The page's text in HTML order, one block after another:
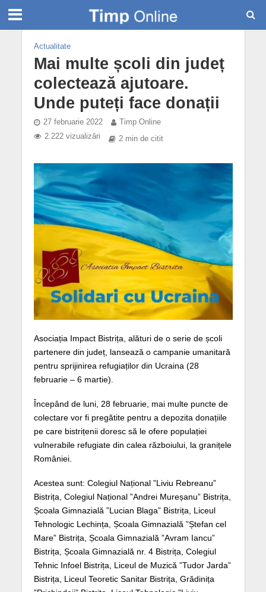
Actualitate
Mai multe școli din județ
colectează ajutoare.
Unde puteți face donații
27 februarie 2022
Timp Online
2.222 vizualizări
2 min de citit
Asociația Impact Bistrița, alături de o serie de școli
partenere din județ, lansează o campanie umanitară
pentru sprijinirea refugiaților din Ucraina (28
februarie – 6 martie).
Începând de luni, 28 februarie, mai multe puncte de
colectare vor fi pregătite pentru a depozita donațiile
pe care bistrițenii doresc să le ofere populației
vulnerabile refugiate din calea războiului, la granițele
României.
Acestea sunt: Colegiul Național ”Liviu Rebreanu”
Bistrița, Colegiul Național ”Andrei Mureșanu” Bistrița,
Școala Gimnazială ”Lucian Blaga” Bistrița, Liceul
Tehnologic Lechința, Școala Gimnazială ”Ștefan cel
Mare” Bistrița, Școala Gimnazială ”Avram Iancu”
Bistrița, Școala Gimnazială nr. 4 Bistrița, Colegiul
Tehnic Infoel Bistrița, Liceul de Muzică ”Tudor Jarda”
Bistrița, Liceul Teoretic Sanitar Bistrița, Grădinița